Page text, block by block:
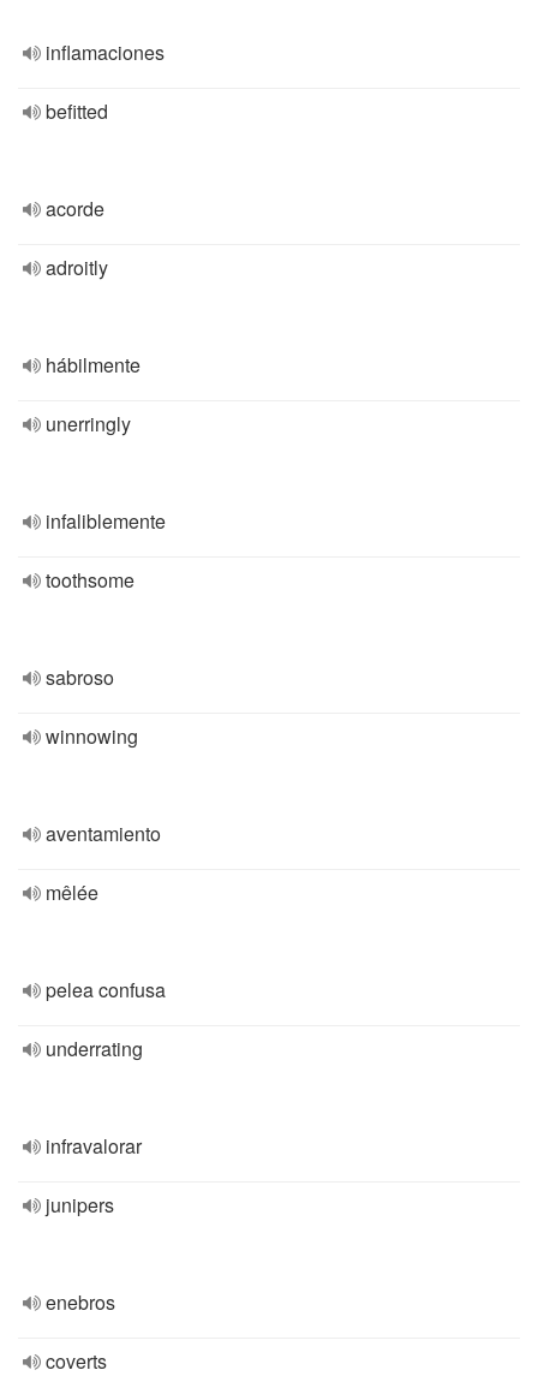
inflamaciones
befitted
acorde
adroitly
hábilmente
unerringly
infaliblemente
toothsome
sabroso
winnowing
aventamiento
mêlée
pelea confusa
underrating
infravalorar
junipers
enebros
coverts